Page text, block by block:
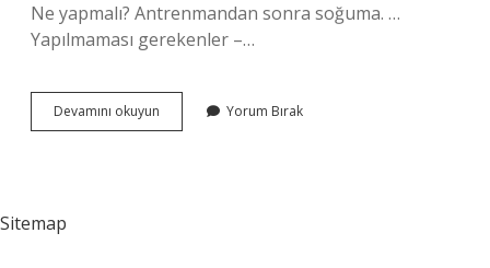
Ne yapmalı? Antrenmandan sonra soğuma. …
Yapılmaması gerekenler –…
Devamını okuyun Yürüyüş
Yaptıktan
Yorum Bırak
Sitemap